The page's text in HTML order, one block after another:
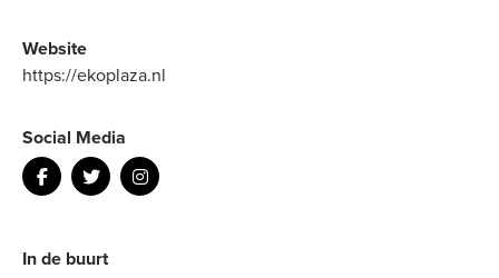
Website
https://ekoplaza.nl
Social Media
In de buurt